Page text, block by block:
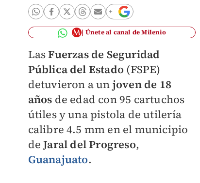
Únete al canal de Milenio
LasFuerzas de Seguridad
Pública del Estado (FSPE)
detuvieron a un joven de 18
años de edad con 95 cartuchos
útiles y una pistola de utilería
calibre 4.5 mm en el municipio
deJaral del Progreso,
Guanajuato.